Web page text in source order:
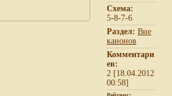
Схема:
5-8-7-6
Раздел: Вне
канонов
Комментари
ев:
2 [18.04.2012
00:58]